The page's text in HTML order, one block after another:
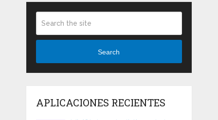
Search
APLICACIONES RECIENTES